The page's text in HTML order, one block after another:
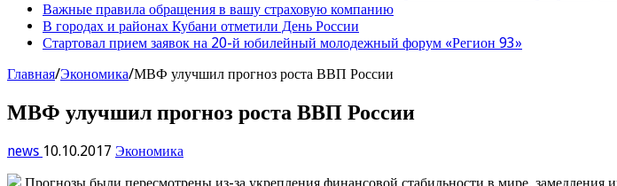
Важные правила обращения в вашу страховую компанию
В городах и районах Кубани отметили День России
Стартовал прием заявок на 20-й юбилейный молодежный форум «Регион 93»
Главная/Экономика/МВФ улучшил прогноз роста ВВП России
МВФ улучшил прогноз роста ВВП России
news 10.10.2017 Экономика
Прогнозы были пересмотрены из-за укрепления финансовой стабильности в мире, замедления